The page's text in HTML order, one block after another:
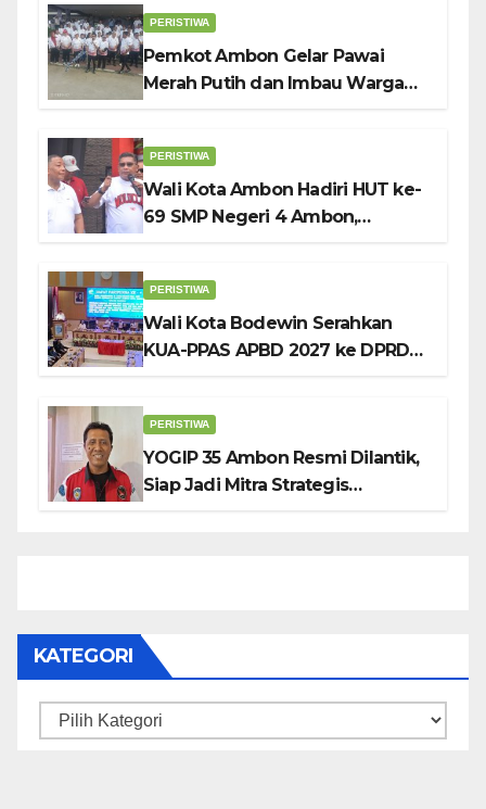
PERISTIWA
Pemkot Ambon Gelar Pawai
Merah Putih dan Imbau Warga
PERISTIWA
Wali Kota Ambon Hadiri HUT ke-
69 SMP Negeri 4 Ambon,
PERISTIWA
Wali Kota Bodewin Serahkan
KUA-PPAS APBD 2027 ke DPRD
PERISTIWA
YOGIP 35 Ambon Resmi Dilantik,
Siap Jadi Mitra Strategis
KATEGORI
Kategori